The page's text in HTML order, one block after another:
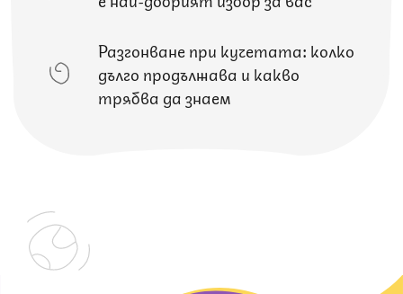
Разгонване при кучетата: колко
дълго продължава и какво
трябва да знаем